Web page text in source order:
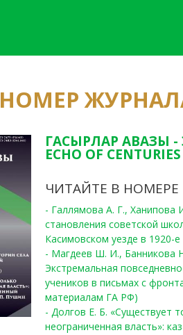
ГАСЫРЛАР АВАЗЫ -
ECHO OF
ЧИТАЙТЕ В НОМЕРЕ
- Галлямова А. Г.,
становления советской
Касимовском уезде в 1920-е
- Магдеев Ш. И., Банникова
Экстремальная
учеников в письмах с
материалам ГА РФ)
- Долгов Е. Б. «Существует
неограниченная власть»: